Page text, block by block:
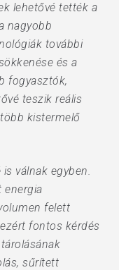
lehetővé tették a
nagyobb
további
és a
fogyasztók,
teszik reális
kistermelő
válnak egyben.
energia
felett
fontos kérdés
sűrített